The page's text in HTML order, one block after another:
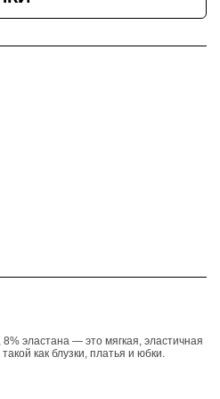
8% эластана — это мягкая, эластичная
как блузки, платья и юбки.